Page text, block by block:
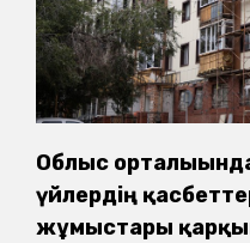
Облыс
үйлердің
жұмыстары